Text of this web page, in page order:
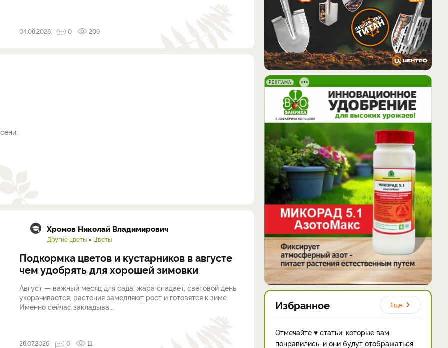
04.08.2026 0 209
Хромов Николай Владимирович
Другие цветы Цветы
Подкормка цветов и кустарников в августе
чем удобрять для хорошей зимовки
Август — важный месяц для сада: жара спадает, световой день
укорачивается, растения замедляют рост и готовятся к зиме.
Именно сейчас закладыва...
28.07.2026 0 11
РЕКЛАМА
Избранное Еще
Отмечайте ♥ статьи, которые вам
понравились, и они будут отображаться